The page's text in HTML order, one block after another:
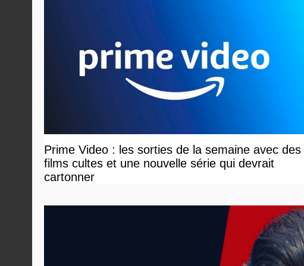
Prime Video : les sorties de la semaine avec des
films cultes et une nouvelle série qui devrait
cartonner